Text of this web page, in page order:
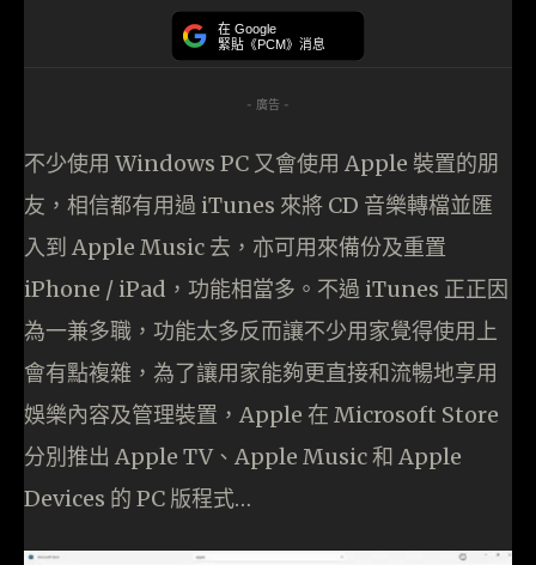
在 Google
緊貼《PCM》消息
- 廣告 -
不少使用 Windows PC 又會使用 Apple 裝置的朋
友，相信都有用過 iTunes 來將 CD 音樂轉檔並匯
入到 Apple Music 去，亦可用來備份及重置
iPhone / iPad，功能相當多。不過 iTunes 正正因
為一兼多職，功能太多反而讓不少用家覺得使用上
會有點複雜，為了讓用家能夠更直接和流暢地享用
娛樂內容及管理裝置，Apple 在 Microsoft Store
分別推出 Apple TV、Apple Music 和 Apple
Devices 的 PC 版程式…